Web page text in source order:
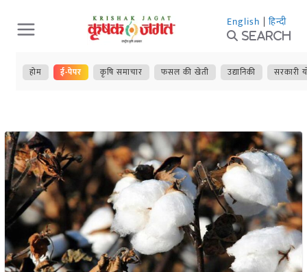
Skip
to
content
English | हिन्दी
Search
होम ई-पेपर कृषि समाचार फसल की खेती उद्यानिकी सरकारी